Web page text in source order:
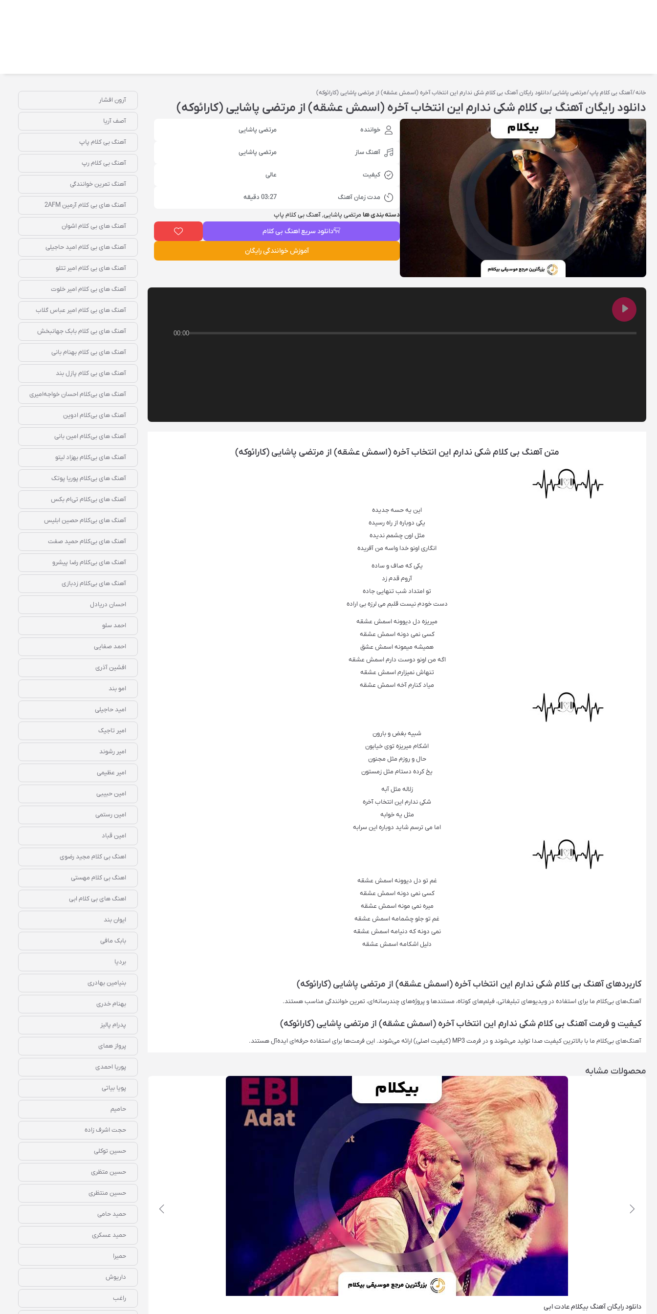
خانه/آهنگ بی کلام پاپ/مرتضی پاشایی/ دانلود رایگان آهنگ بی کلام ﺷﮑﯽ ﻧﺪﺍﺭﻡ ﺍﯾﻦ ﺍﻧﺘﺨﺎﺏ ﺁﺧﺮﻩ (اسمش عشقه) از مرتضی پاشایی (کارائوکه)
دانلود رایگان آهنگ بی کلام ﺷﮑﯽ ﻧﺪﺍﺭﻡ ﺍﯾﻦ ﺍﻧﺘﺨﺎﺏ ﺁﺧﺮﻩ (اسمش عشقه) از مرتضی پاشایی (کارائوکه)
خواننده مرتضی پاشایی
آهنگ ساز مرتضی پاشایی
کیفیت عالی
مدت زمان آهنگ 03:27 دقیقه
دسته بندی ها مرتضی پاشایی,آهنگ بی کلام پاپ
دانلود سریع اهنگ بی کلام
آموزش خوانندگی رایگان
00:00
متن آهنگ بی کلام ﺷﮑﯽ ﻧﺪﺍﺭﻡ ﺍﯾﻦ ﺍﻧﺘﺨﺎﺏ ﺁﺧﺮﻩ (اسمش عشقه) از مرتضی پاشایی (کارائوکه)
ﺍﯾﻦ ﯾﻪ ﺣﺴﻪ ﺟﺪﯾﺪﻩ
ﯾﮑﯽ ﺩﻭﺑﺎﺭﻩ ﺍﺯ ﺭﺍﻩ ﺭﺳﯿﺪﻩ
ﻣﺜﻞ ﺍﻭﻥ ﭼﺸﻤﻢ ﻧﺪﯾﺪﻩ
ﺍﻧﮕﺎﺭﯼ ﺍﻭﻧﻮ ﺧﺪﺍ ﻭﺍﺳﻪ ﻣﻦ ﺁﻓﺮﯾﺪﻩ
ﯾﮑﯽ ﮐﻪ ﺻﺎﻑ ﻭ ﺳﺎﺩﻩ
ﺁﺭﻭﻡ ﻗﺪﻡ ﺯﺩ
ﺗﻮ ﺍﻣﺘﺪﺍﺩ ﺷﺐ ﺗﻨﻬﺎﯾﯽ ﺟﺎﺩﻩ
ﺩﺳﺖ ﺧﻮﺩﻡ ﻧﯿﺴﺖ قلبم ﻣﯽ ﻟﺮﺯﻩ ﺑﯽ ﺍﺭاﺩﻩ
ﻣﯿﺮﯾﺰﻩ ﺩﻝ ﺩﯾﻮﻭﻧﻪ ﺍﺳﻤﺶ ﻋﺸﻘﻪ
ﮐﺴﯽ ﻧﻤﯽ ﺩﻭﻧﻪ ﺍﺳﻤﺶ ﻋﺸﻘﻪ
ﻫﻤﯿﺸﻪ ﻣﯿﻤﻮﻧﻪ ﺍﺳﻤﺶ ﻋﺸﻖ
ﺍﮔﻪ ﻣﻦ ﺍﻭﻧﻮ ﺩﻭﺳﺖ ﺩﺍﺭﻡ ﺍﺳﻤﺶ ﻋﺸﻘﻪ
ﺗﻨﻬﺎﺵ ﻧﻤﯿﺰﺍﺭﻡ ﺍﺳﻤﺶ ﻋﺸﻘﻪ
ﻣﯿﺎﺩ ﮐﻨﺎﺭﻡ ﺁﺧﻪ ﺍﺳﻤﺶ ﻋﺸﻘﻪ
ﺷﺒﯿﻪ ﺑﻐﺾ ﻭ ﺑﺎﺭﻭﻥ
ﺍﺷﮑﺎﻡ ﻣﯿﺮﯾﺰﻩ ﺗﻮﯼ ﺧﯿﺎﺑﻮﻥ
ﺣﺎﻝ ﻭ ﺭﻭﺯﻡ ﻣﺜﻞ ﻣﺠﻨﻮﻥ
ﯾﺦ ﮐﺮﺩﻩ ﺩﺳﺘﺎﻡ ﻣﺜﻞ ﺯﻣﺴﺘﻮﻥ
ﺯﻻﻟﻪ ﻣﺜﻞ ﺁﺑﻪ
ﺷﮑﯽ ﻧﺪﺍﺭﻡ ﺍﯾﻦ ﺍﻧﺘﺨﺎﺏ ﺁﺧﺮﻩ
ﻣﺜﻞ ﯾﻪ ﺧﻮﺍﺑﻪ
ﺍﻣﺎ ﻣﯽ ﺗﺮﺳﻢ ﺷﺎﯾﺪ ﺩﻭﺑﺎﺭﻩ ﺍﯾﻦ ﺳﺮﺍﺑﻪ
ﻏﻢ ﺗﻮ ﺩﻝ ﺩﯾﻮﻭﻧﻪ ﺍﺳﻤﺶ ﻋﺸﻘﻪ
ﮐﺴﯽ ﻧﻤﯽ ﺩﻭﻧﻪ ﺍﺳﻤﺶ ﻋﺸﻘﻪ
ﻣﯿﺮﻩ ﻧﻤﯽ ﻣﻮﻧﻪ ﺍﺳﻤﺶ ﻋﺸﻘﻪ
ﻏﻢ ﺗﻮ ﺟﻠﻮ ﭼﺸﻤﺎﻣﻪ ﺍﺳﻤﺶ ﻋﺸﻘﻪ
ﻧﻤﯽ ﺩﻭﻧﻪ ﮐﻪ ﺩﻧﯿﺎﻣﻪ ﺍﺳﻤﺶ ﻋﺸﻘﻪ
ﺩﻟﯿﻞ ﺍﺷﮑﺎﻣﻪ ﺍﺳﻤﺶ ﻋﺸﻘﻪ
کاربردهای آهنگ بی کلام ﺷﮑﯽ ﻧﺪﺍﺭﻡ ﺍﯾﻦ ﺍﻧﺘﺨﺎﺏ ﺁﺧﺮﻩ (اسمش عشقه) از مرتضی پاشایی (کارائوکه)
آهنگ‌های بی‌کلام ما برای استفاده در ویدیوهای تبلیغاتی، فیلم‌های کوتاه، مستندها و پروژه‌های چندرسانه‌ای، تمرین خوانندگی مناسب هستند.
کیفیت و فرمت آهنگ بی کلام ﺷﮑﯽ ﻧﺪﺍﺭﻡ ﺍﯾﻦ ﺍﻧﺘﺨﺎﺏ ﺁﺧﺮﻩ (اسمش عشقه) از مرتضی پاشایی (کارائوکه)
آهنگ‌های بی‌کلام ما با بالاترین کیفیت صدا تولید می‌شوند و در فرمت‌ MP3 (کیفیت اصلی) ارائه می‌شوند. این فرمت‌ها برای استفاده حرفه‌ای ایده‌آل هستند.
محصولات مشابه
دانلود رایگان آهنگ‌ بیکلام عادت ابی
دانلود رایگان آهنگ‌ بیکلام بغض ابی
آرون افشار
آصف آریا
آهنگ بی کلام پاپ
آهنگ بی کلام رپ
آهنگ تمرین خوانندگی
آهنگ‌ های بی‌ کلام آرمین 2AFM
آهنگ‌ های بی‌ کلام اشوان
آهنگ‌ های بی‌ کلام امید حاجیلی
آهنگ‌ های بی‌ کلام امیر تتلو
آهنگ‌ های بی‌ کلام امیر خلوت
آهنگ‌ های بی‌ کلام امیر عباس گلاب
آهنگ‌ های بی‌ کلام بابک جهانبخش
آهنگ‌ های بی‌ کلام بهنام بانی
آهنگ‌ های بی‌ کلام پازل بند
آهنگ‌ های بی‌کلام احسان خواجه‌امیری
آهنگ‌ های بی‌کلام ادوین
آهنگ‌ های بی‌کلام امین بانی
آهنگ‌ های بی‌کلام بهزاد لیتو
آهنگ‌ های بی‌کلام پوریا پوتک
آهنگ‌ های بی‌کلام تی‌ام بکس
آهنگ‌ های بی‌کلام حصین ابلیس
آهنگ‌ های بی‌کلام حمید صفت
آهنگ‌ های بی‌کلام رضا پیشرو
آهنگ‌ های بی‌کلام زدبازی
احسان دریادل
احمد سلو
احمد صفایی
افشین آذری
امو بند
امید حاجیلی
امیر تاجیک
امیر رشوند
امیر عظیمی
امین حبیبی
امین رستمی
امین قباد
اهنگ بی کلام مجید رضوی
اهنگ بی کلام مهستی
اهنگ های بی کلام ابی
ایوان بند
بابک مافی
بردیا
بنیامین بهادری
بهنام خدری
پدرام پالیز
پرواز همای
پوریا احمدی
پویا بیاتی
حامیم
حجت اشرف زاده
حسین توکلی
حسین متظری
حسین منتظری
حمید حامی
حمید عسکری
حمیرا
داریوش
راغب